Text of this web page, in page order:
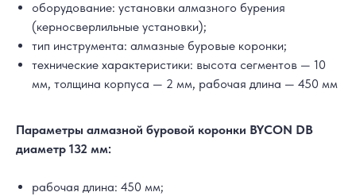
оборудование: установки алмазного бурения
(керносверлильные установки);
тип инструмента: алмазные буровые коронки;
технические характеристики: высота сегментов — 10
мм, толщина корпуса — 2 мм, рабочая длина — 450 мм
Параметры алмазной буровой коронки BYCON DB
диаметр 132 мм:
рабочая длина: 450 мм;